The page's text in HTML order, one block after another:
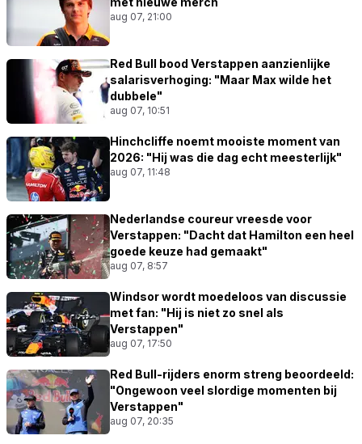
aug 07, 21:00
Red Bull bood Verstappen aanzienlijke
salarisverhoging: "Maar Max wilde het
dubbele"
aug 07, 10:51
Hinchcliffe noemt mooiste moment van
2026: "Hij was die dag echt meesterlijk"
aug 07, 11:48
Nederlandse coureur vreesde voor
Verstappen: "Dacht dat Hamilton een heel
goede keuze had gemaakt"
aug 07, 8:57
Windsor wordt moedeloos van discussie
met fan: "Hij is niet zo snel als
Verstappen"
aug 07, 17:50
Red Bull-rijders enorm streng beoordeeld:
"Ongewoon veel slordige momenten bij
Verstappen"
aug 07, 20:35